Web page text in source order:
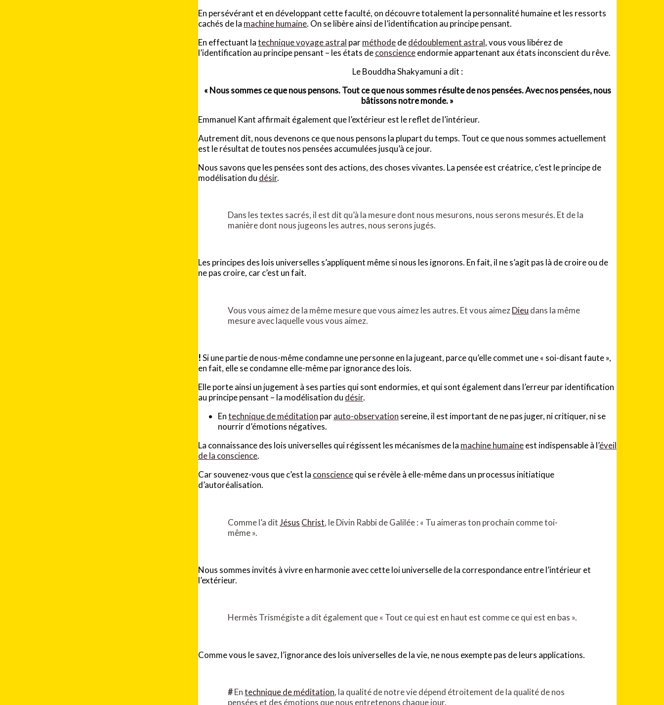
En persévérant et en développant cette faculté, on découvre totalement la personnalité humaine et les ressorts
cachés de la machine humaine. On se libère ainsi de l’identification au principe pensant.
En effectuant latechnique voyage astral parméthodededédoublement astral, vous vous libérez de
l’identification au principe pensant – les états deconscienceendormie appartenant aux états inconscient du rêve.
Le Bouddha Shakyamuni a dit :
« Nous sommes ce que nous pensons. Tout ce que nous sommes résulte de nos pensées. Avec nos pensées, nous
bâtissons notre monde. »
Emmanuel Kant affirmait également que l’extérieur est le reflet de l’intérieur.
Autrement dit, nous devenons ce que nous pensons la plupart du temps. Tout ce que nous sommes actuellement
est le résultat de toutes nos pensées accumulées jusqu’à ce jour.
Nous savons que les pensées sont des actions, des choses vivantes. La pensée est créatrice, c’est le principe de
modélisation du désir.
Dans les textes sacrés, il est dit qu’à la mesure dont nous mesurons, nous serons mesurés. Et de la
manière dont nous jugeons les autres, nous serons jugés.
Les principes des lois universelles s’appliquent même si nous les ignorons. En fait, il ne s’agit pas là de croire ou de
ne pas croire, car c’est un fait.
Vous vous aimez de la même mesure que vous aimez les autres. Et vous aimezDieu dans la même
mesure avec laquelle vous vous aimez.
!Si une partie de nous-même condamne une personne en la jugeant, parce qu’elle commet une « soi-disant faute »,
en fait, elle se condamne elle-même par ignorance des lois.
Elle porte ainsi un jugement à ses parties qui sont endormies, et qui sont également dans l’erreur par identification
au principe pensant – la modélisation du désir.
Entechnique de méditation parauto-observation sereine, il est important de ne pas juger, ni critiquer, ni se
nourrir d’émotions négatives.
La connaissance des lois universelles qui régissent les mécanismes de la machine humaineest indispensable à l’éveil
de la conscience.
Car souvenez-vous que c’est la consciencequi se révèle à elle-même dans un processus initiatique
d’autoréalisation.
Comme l’a ditJésus Christ, le Divin Rabbi de Galilée : « Tu aimeras ton prochain comme toi-
même ».
Nous sommes invités à vivre en harmonie avec cette loi universelle de la correspondance entre l’intérieur et
l’extérieur.
Hermès Trismégiste a dit également que « Tout ce qui est en haut est comme ce qui est en bas ».
Comme vous le savez, l’ignorance des lois universelles de la vie, ne nous exempte pas de leurs applications.
#Entechnique de méditation, la qualité de notre vie dépend étroitement de la qualité de nos
pensées et des émotions que nous entretenons chaque jour.